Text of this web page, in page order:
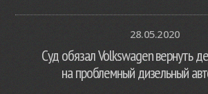
28.05.2020
Суд обязал Volkswagen вернуть
на проблемный дизельный